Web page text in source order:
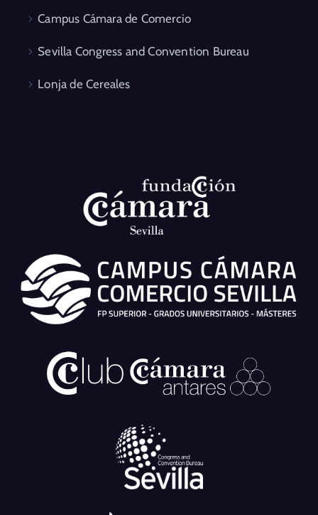
Campus Cámara de Comercio
Sevilla Congress and Convention Bureau
Lonja de Cereales